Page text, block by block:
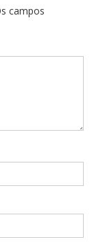
campos